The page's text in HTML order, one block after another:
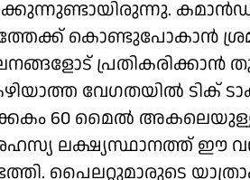
കൊണ്ടുപോകാന്‍
പ്രതികരിക്കാന്‍
വേഗതയില്‍ ടിക്
60 മൈല്‍ അകലെയുള്ള
ലക്ഷ്യസ്ഥാനത്ത് ഈ
പൈലറ്റുമാരുടെ